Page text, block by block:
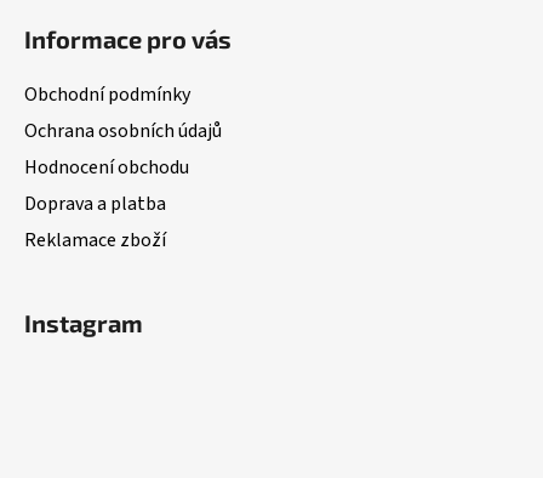
Informace pro vás
Obchodní podmínky
Ochrana osobních údajů
Hodnocení obchodu
Doprava a platba
Reklamace zboží
Instagram